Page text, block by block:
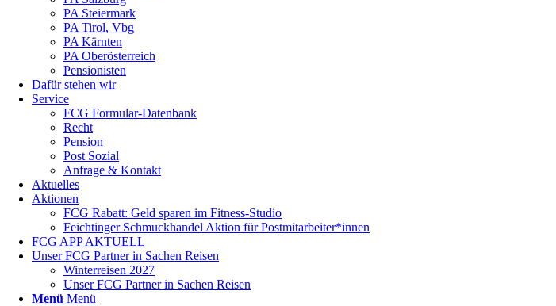
PA Steiermark
PA Tirol, Vbg
PA Kärnten
PA Oberösterreich
Pensionisten
Dafür stehen wir
Service
FCG Formular-Datenbank
Recht
Pension
Post Sozial
Anfrage & Kontakt
Aktuelles
Aktionen
FCG Rabatt: Geld sparen im Fitness-Studio
Feichtinger Schmuckhandel Aktion für Postmitarbeiter*innen
FCG APP AKTUELL
Unser FCG Partner in Sachen Reisen
Winterreisen 2027
Unser FCG Partner in Sachen Reisen
Menü Menü